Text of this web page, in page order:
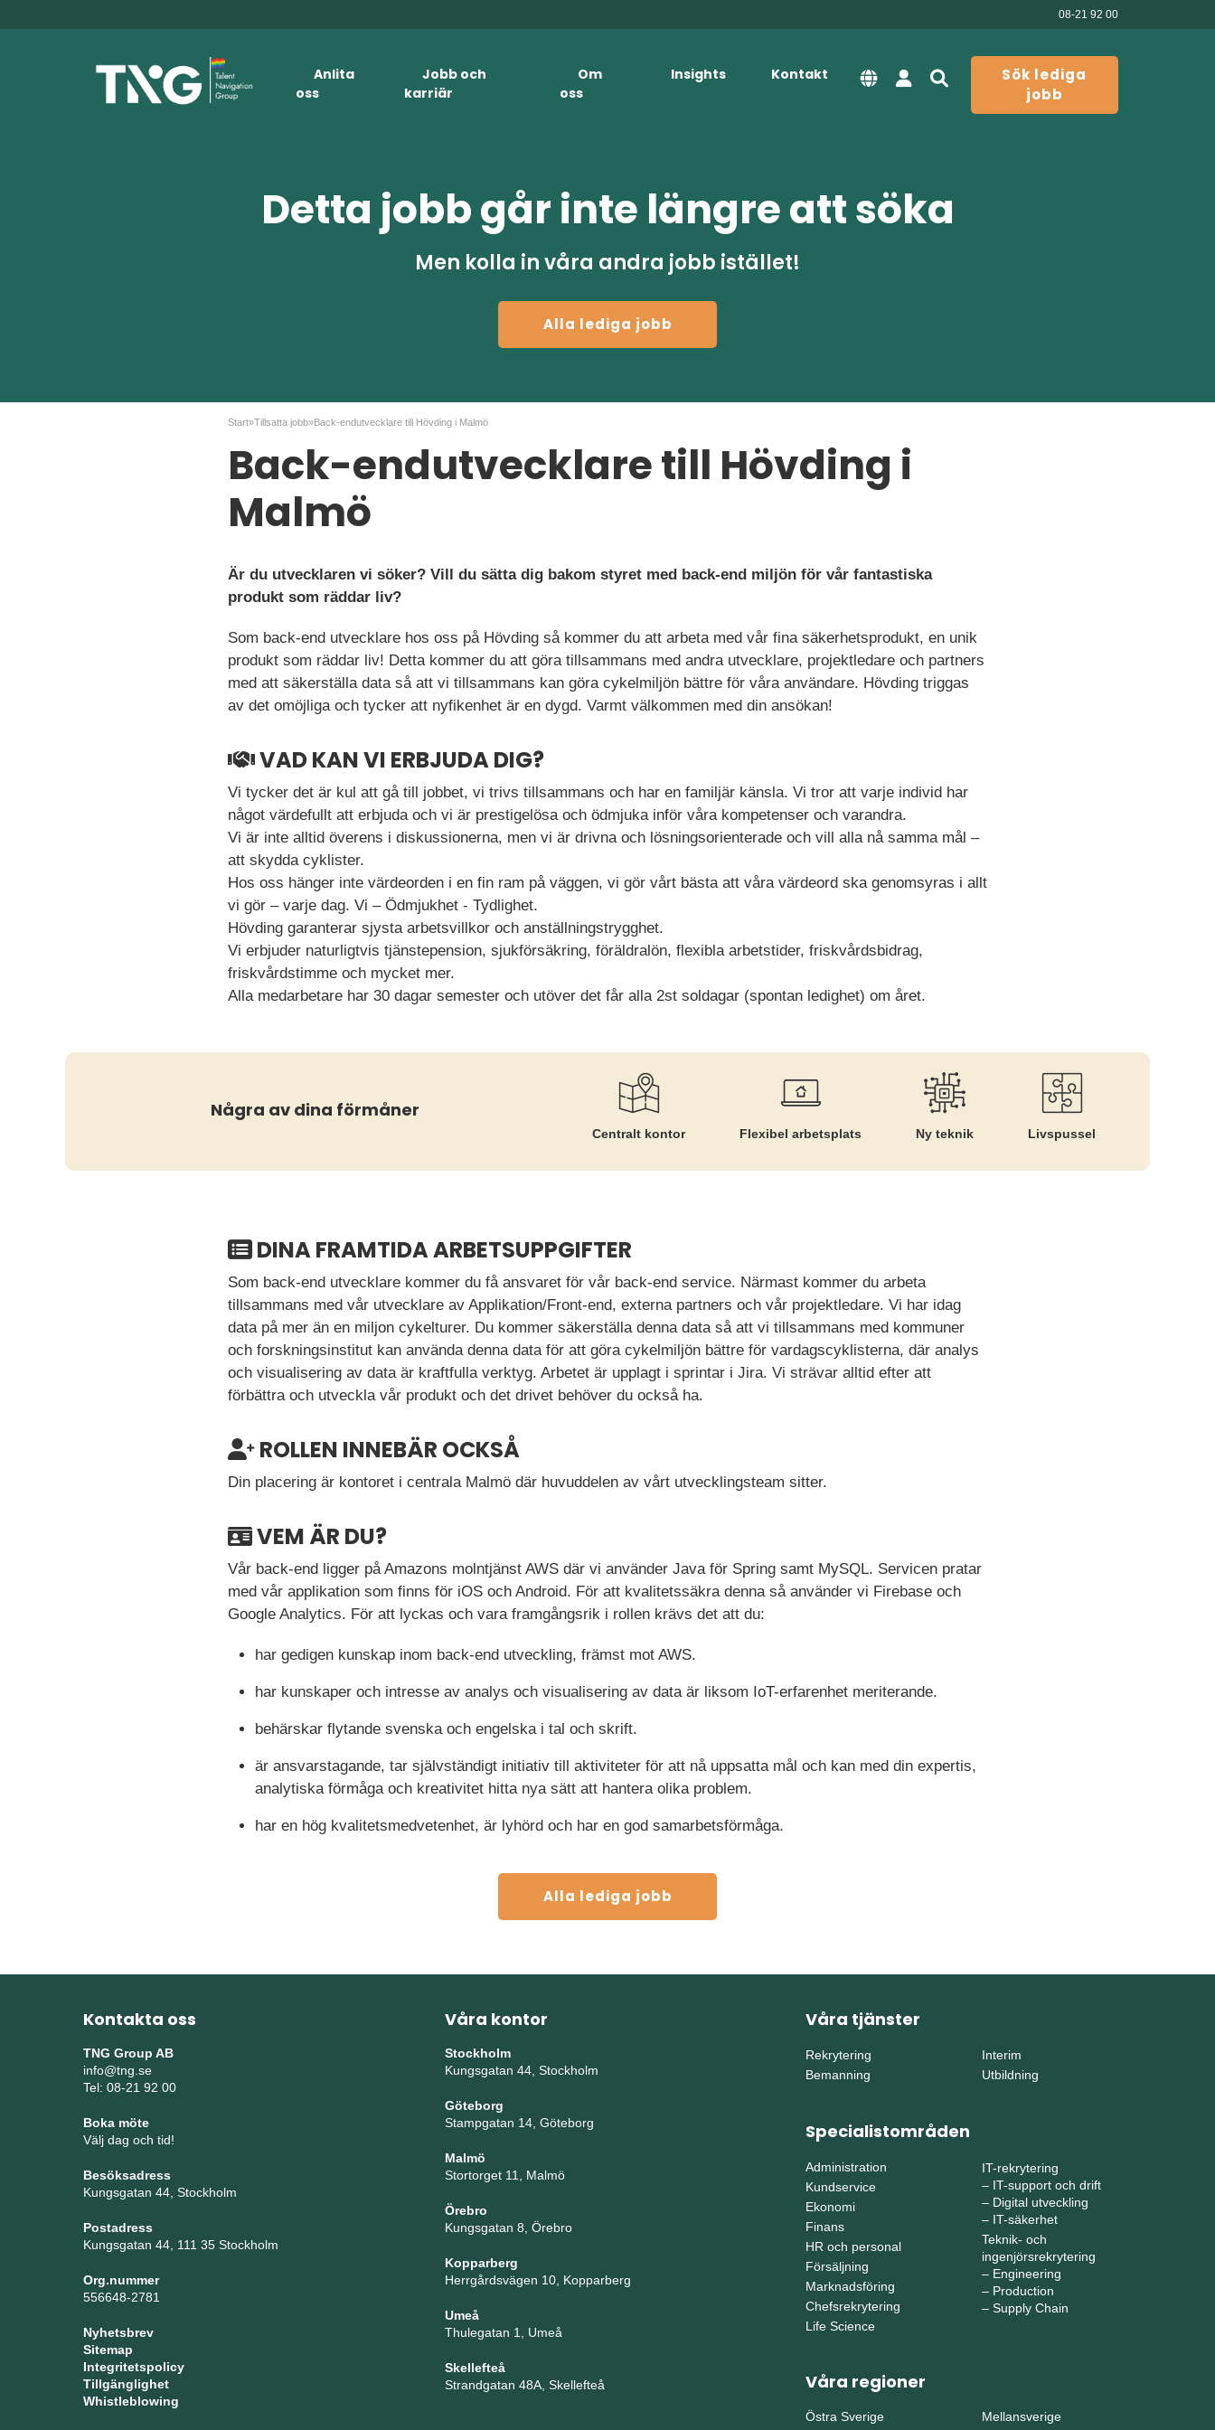
08-21 92 00
Anlita
oss
Jobb och
karriär
Om
oss
Insights Kontakt
Sök lediga
jobb
Detta jobb går inte längre att söka
Men kolla in våra andra jobb istället!
Alla lediga jobb
Start»Tillsatta jobb»Back-endutvecklare till Hövding i Malmö
Back-endutvecklare till Hövding i
Malmö
Är du utvecklaren vi söker? Vill du sätta dig bakom styret med back-end miljön för vår fantastiska
produkt som räddar liv?
Som back-end utvecklare hos oss på Hövding så kommer du att arbeta med vår fina säkerhetsprodukt, en unik
produkt som räddar liv! Detta kommer du att göra tillsammans med andra utvecklare, projektledare och partners
med att säkerställa data så att vi tillsammans kan göra cykelmiljön bättre för våra användare. Hövding triggas
av det omöjliga och tycker att nyfikenhet är en dygd. Varmt välkommen med din ansökan!
VAD KAN VI ERBJUDA DIG?
Vi tycker det är kul att gå till jobbet, vi trivs tillsammans och har en familjär känsla. Vi tror att varje individ har
något värdefullt att erbjuda och vi är prestigelösa och ödmjuka inför våra kompetenser och varandra.
Vi är inte alltid överens i diskussionerna, men vi är drivna och lösningsorienterade och vill alla nå samma mål –
att skydda cyklister.
Hos oss hänger inte värdeorden i en fin ram på väggen, vi gör vårt bästa att våra värdeord ska genomsyras i allt
vi gör – varje dag. Vi – Ödmjukhet - Tydlighet.
Hövding garanterar sjysta arbetsvillkor och anställningstrygghet.
Vi erbjuder naturligtvis tjänstepension, sjukförsäkring, föräldralön, flexibla arbetstider, friskvårdsbidrag,
friskvårdstimme och mycket mer.
Alla medarbetare har 30 dagar semester och utöver det får alla 2st soldagar (spontan ledighet) om året.
Några av dina förmåner
Centralt kontor Flexibel arbetsplats Ny teknik Livspussel
DINA FRAMTIDA ARBETSUPPGIFTER
Som back-end utvecklare kommer du få ansvaret för vår back-end service. Närmast kommer du arbeta
tillsammans med vår utvecklare av Applikation/Front-end, externa partners och vår projektledare. Vi har idag
data på mer än en miljon cykelturer. Du kommer säkerställa denna data så att vi tillsammans med kommuner
och forskningsinstitut kan använda denna data för att göra cykelmiljön bättre för vardagscyklisterna, där analys
och visualisering av data är kraftfulla verktyg. Arbetet är upplagt i sprintar i Jira. Vi strävar alltid efter att
förbättra och utveckla vår produkt och det drivet behöver du också ha.
ROLLEN INNEBÄR OCKSÅ
Din placering är kontoret i centrala Malmö där huvuddelen av vårt utvecklingsteam sitter.
VEM ÄR DU?
Vår back-end ligger på Amazons molntjänst AWS där vi använder Java för Spring samt MySQL. Servicen pratar
med vår applikation som finns för iOS och Android. För att kvalitetssäkra denna så använder vi Firebase och
Google Analytics. För att lyckas och vara framgångsrik i rollen krävs det att du:
har gedigen kunskap inom back-end utveckling, främst mot AWS.
har kunskaper och intresse av analys och visualisering av data är liksom IoT-erfarenhet meriterande.
behärskar flytande svenska och engelska i tal och skrift.
är ansvarstagande, tar självständigt initiativ till aktiviteter för att nå uppsatta mål och kan med din expertis,
analytiska förmåga och kreativitet hitta nya sätt att hantera olika problem.
har en hög kvalitetsmedvetenhet, är lyhörd och har en god samarbetsförmåga.
Alla lediga jobb
Kontakta oss
TNG Group AB
info@tng.se
Tel: 08-21 92 00
Boka möte
Välj dag och tid!
Besöksadress
Kungsgatan 44, Stockholm
Postadress
Kungsgatan 44, 111 35 Stockholm
Org.nummer
556648-2781
Nyhetsbrev
Sitemap
Integritetspolicy
Tillgänglighet
Whistleblowing
Våra kontor
Stockholm
Kungsgatan 44, Stockholm
Göteborg
Stampgatan 14, Göteborg
Malmö
Stortorget 11, Malmö
Örebro
Kungsgatan 8, Örebro
Kopparberg
Herrgårdsvägen 10, Kopparberg
Umeå
Thulegatan 1, Umeå
Skellefteå
Strandgatan 48A, Skellefteå
Våra tjänster
Rekrytering
Bemanning
Interim
Utbildning
Specialistområden
Administration
Kundservice
Ekonomi
Finans
HR och personal
Försäljning
Marknadsföring
Chefsrekrytering
Life Science
IT-rekrytering
– IT-support och drift
– Digital utveckling
– IT-säkerhet
Teknik- och
ingenjörsrekrytering
– Engineering
– Production
– Supply Chain
Våra regioner
Östra Sverige
Mellansverige